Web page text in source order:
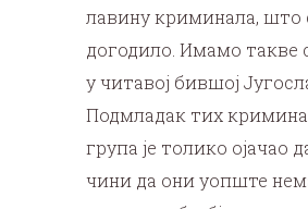
лавину криминала, што
догодило. Имамо такве
у читавој бившој
Подмладак тих
група је толико ојачао
чини да они уопште